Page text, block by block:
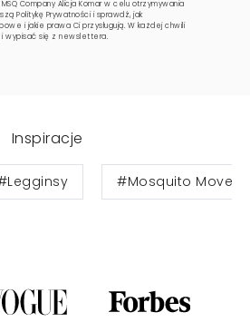
Company Alicja Komar w celu otrzymywania
Politykę Prywatnościi sprawdź, jak
i jakie prawa Ci przysługują. W każdej chwili
wypisać się z newslettera.
Inspiracje
#Mosquito Move